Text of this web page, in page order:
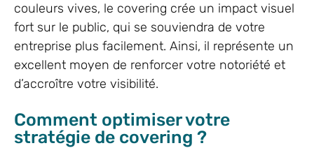
couleurs vives, le covering crée un impact visuel
fort sur le public, qui se souviendra de votre
entreprise plus facilement. Ainsi, il représente un
excellent moyen de renforcer votre notoriété et
d’accroître votre visibilité.
Comment optimiser votre
stratégie de covering ?